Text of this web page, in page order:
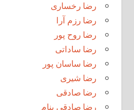
رضا رخساری
رضا رزم آرا
رضا روح پور
رضا ساداتی
رضا ساسان پور
رضا شیری
رضا صادقی
رضا صادقی بنام